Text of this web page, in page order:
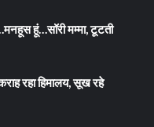
हूं…सॉरी मम्मा, टूटती
रहा हिमालय, सूख रहे